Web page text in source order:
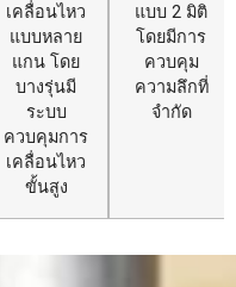
เคลื่อนไหว
แบบหลาย
แกน โดย
บางรุ่นมี
ระบบ
ควบคุมการ
เคลื่อนไหว
ขั้นสูง
แบบ 2 มิติ
โดยมีการ
ควบคุม
ความลึกที่
จำกัด
เหมาะ
เหมาะที่สุด